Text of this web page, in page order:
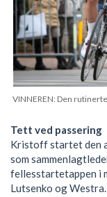
VINNEREN: Den
Tett ved passering
Kristoff startet den
som
fellesstartetappen i
Lutsenko og Westra.